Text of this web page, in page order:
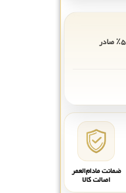
۵٪ صادر
ضمانت مادام‌العمر
اصالت کالا